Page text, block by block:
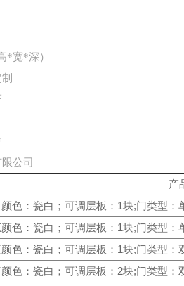
*宽*深）
公司
产
颜色：瓷白；可调层板：1块;门类型
颜色：瓷白；可调层板：1块;门类型
颜色：瓷白；可调层板：1块;门类型
颜色：瓷白；可调层板：2块;门类型